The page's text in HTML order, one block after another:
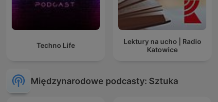
Techno Life
Lektury na ucho | Radio
Katowice
Międzynarodowe podcasty: Sztuka